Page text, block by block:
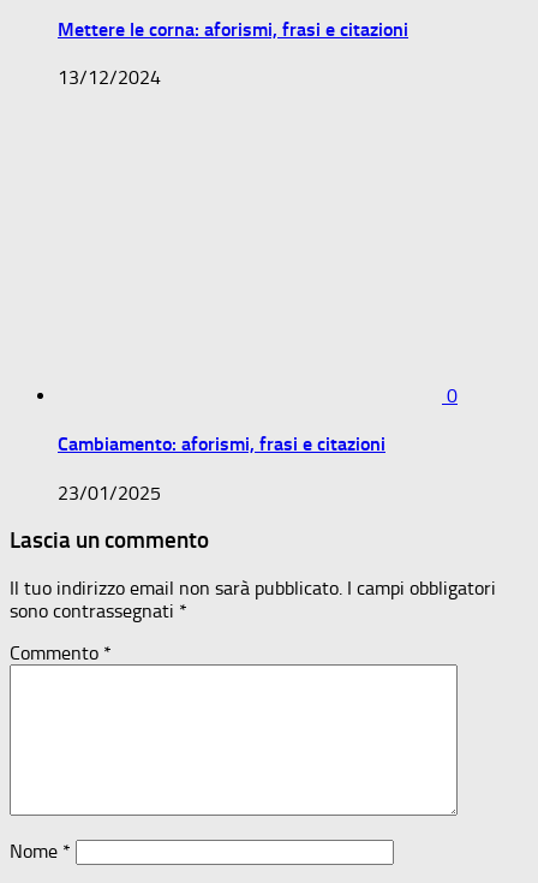
Mettere le corna: aforismi, frasi e citazioni
13/12/2024
0
Cambiamento: aforismi, frasi e citazioni
23/01/2025
Lascia un commento
Il tuo indirizzo email non sarà pubblicato. I campi obbligatori
sono contrassegnati *
Commento *
Nome *